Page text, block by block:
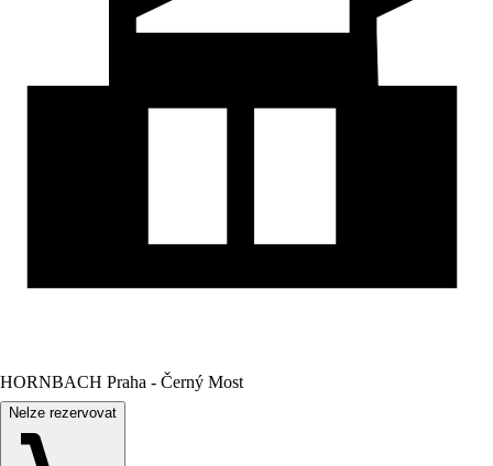
HORNBACH Praha - Černý Most
Nelze rezervovat